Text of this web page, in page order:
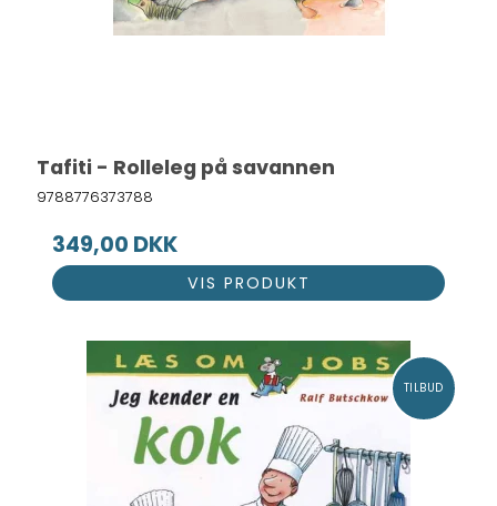
Tafiti - Rolleleg på savannen
9788776373788
349,00 DKK
VIS PRODUKT
TILBUD